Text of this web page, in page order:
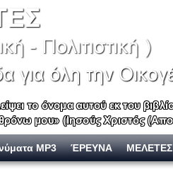
MP3 ΈΡΕΥΝΑ ΜΕΛΕΤΕΣ